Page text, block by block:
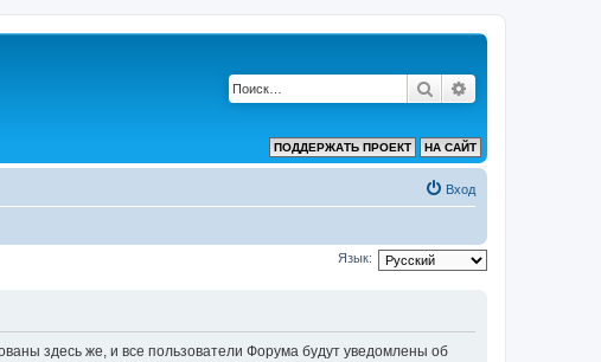
Поиск
НА САЙТ
ПОДДЕРЖАТЬ ПРОЕКТ
Вход
Язык:
здесь же, и все пользователи Форума будут уведомлены об